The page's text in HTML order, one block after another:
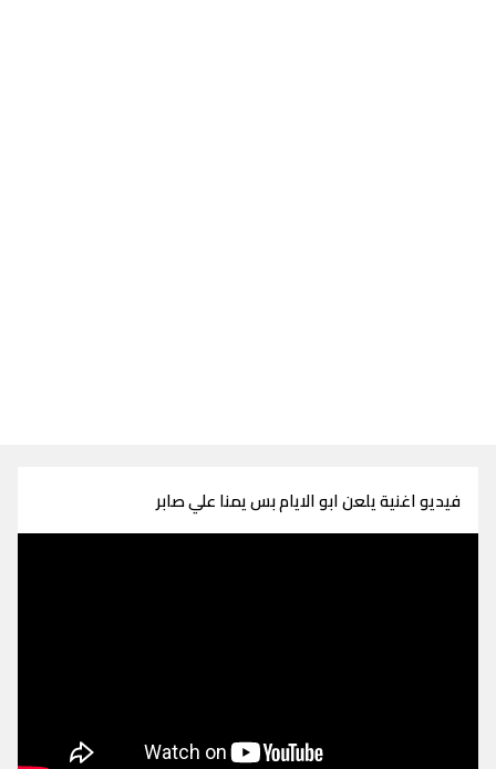
فيديو اغنية يلعن ابو الايام بس يمنا علي صابر